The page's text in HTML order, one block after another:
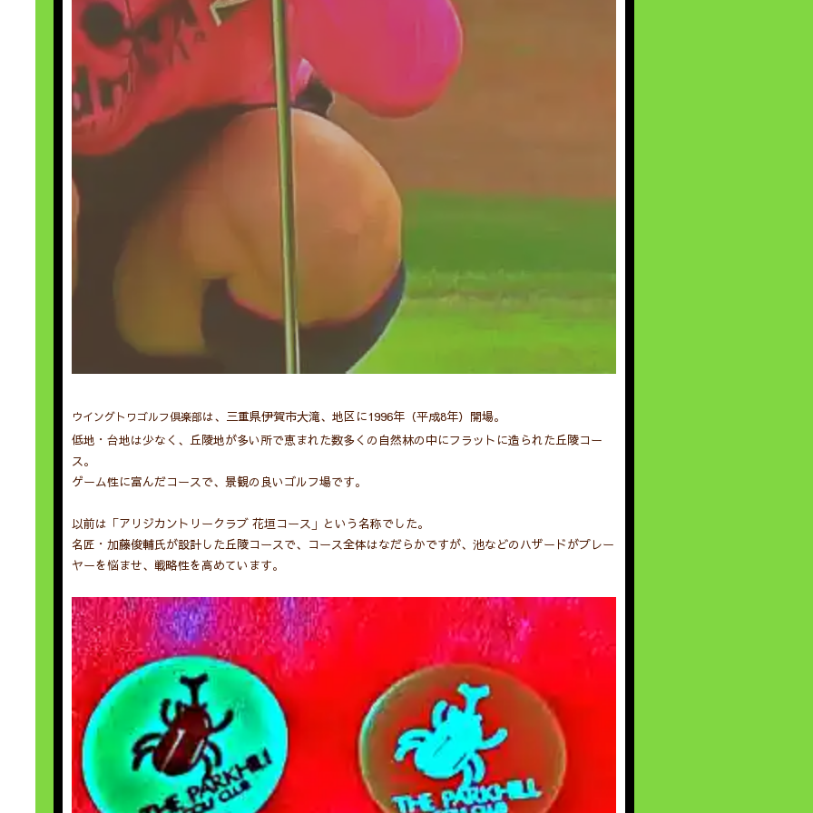
ウイングトワゴルフ倶楽部は、三重県伊賀市大滝、地区に1996年（平成8年）開場。
低地・台地は少なく、丘陵地が多い所で恵まれた数多くの自然林の中にフラットに造られた丘陵コー
ス。
ゲーム性に富んだコースで、景観の良いゴルフ場です。
以前は「アリジカントリークラブ 花垣コース」という名称でした。
名匠・加藤俊輔氏が設計した丘陵コースで、コース全体はなだらかですが、池などのハザードがプレー
ヤーを悩ませ、戦略性を高めています。